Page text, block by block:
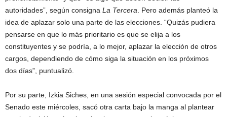
autoridades”, según consigna La Tercera . Pero además planteó la
idea de aplazar solo una parte de las elecciones. “Quizás pudiera
pensarse en que lo más prioritario es que se elija a los
constituyentes y se podría, a lo mejor, aplazar la elección de otros
cargos, dependiendo de cómo siga la situación en los próximos
dos días”, puntualizó.
Por su parte, Izkia Siches, en una sesión especial convocada por el
Senado este miércoles, sacó otra carta bajo la manga al plantear